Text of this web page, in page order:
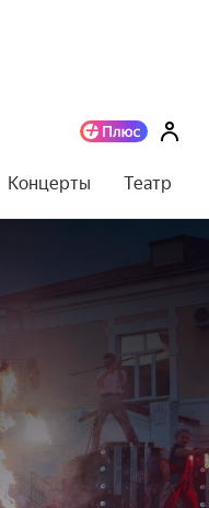
Концерты Театр